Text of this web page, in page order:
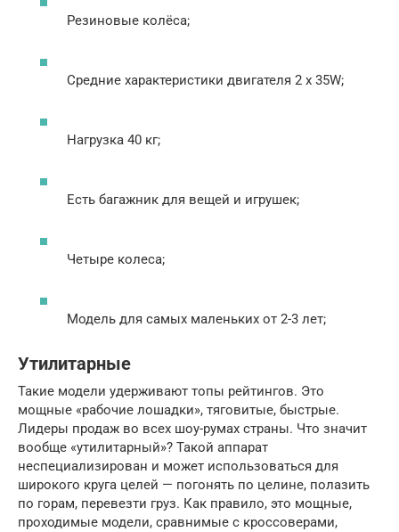
Резиновые колёса;
Средние характеристики двигателя 2 х 35W;
Нагрузка 40 кг;
Есть багажник для вещей и игрушек;
Четыре колеса;
Модель для самых маленьких от 2-3 лет;
Утилитарные
Такие модели удерживают топы рейтингов. Это
мощные «рабочие лошадки», тяговитые, быстрые.
Лидеры продаж во всех шоу-румах страны. Что значит
вообще «утилитарный»? Такой аппарат
неспециализирован и может использоваться для
широкого круга целей — погонять по целине, полазить
по горам, перевезти груз. Как правило, это мощные,
проходимые модели, сравнимые с кроссоверами,